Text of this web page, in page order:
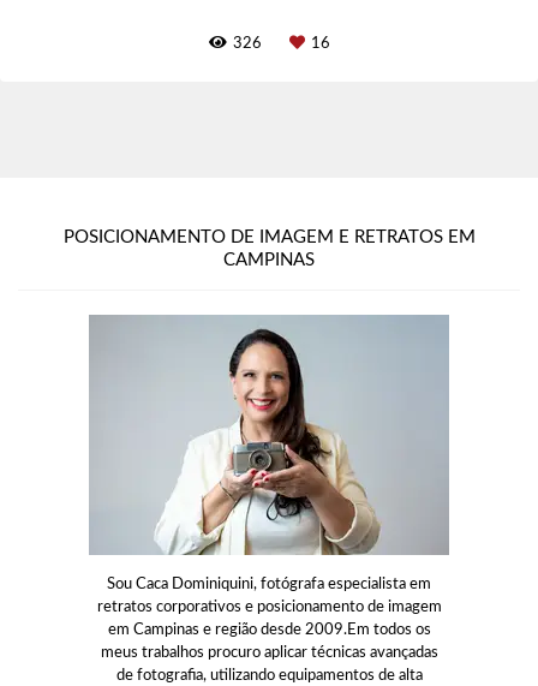
326 16
POSICIONAMENTO DE IMAGEM E RETRATOS EM
CAMPINAS
Sou Caca Dominiquini, fotógrafa especialista em
retratos corporativos e posicionamento de imagem
em Campinas e região desde 2009.Em todos os
meus trabalhos procuro aplicar técnicas avançadas
de fotografia, utilizando equipamentos de alta